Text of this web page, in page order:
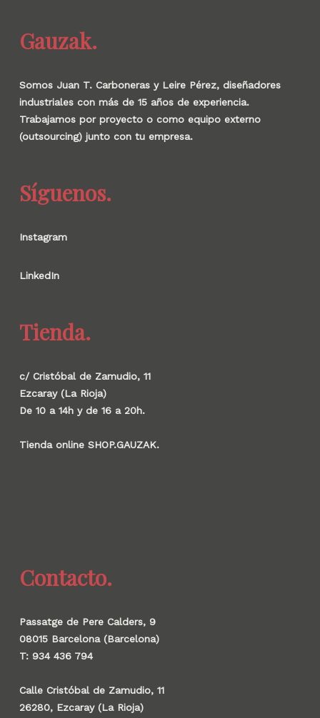
Gauzak.
Somos Juan T. Carboneras y Leire Pérez, diseñadores
industriales con más de 15 años de experiencia.
Trabajamos por proyecto o como equipo externo
(outsourcing) junto con tu empresa.
Síguenos.
Instagram
LinkedIn
Tienda.
c/ Cristóbal de Zamudio, 11
Ezcaray (La Rioja)
De 10 a 14h y de 16 a 20h.
Tienda online SHOP.GAUZAK.
Contacto.
Passatge de Pere Calders, 9
08015 Barcelona (Barcelona)
T: 934 436 794
Calle Cristóbal de Zamudio, 11
26280, Ezcaray (La Rioja)